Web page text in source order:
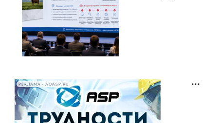
РЕКЛАМА • AOASP.RU